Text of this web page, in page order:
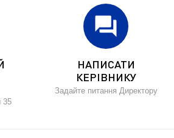
35
forum
НАПИСАТИ
КЕРІВНИКУ
Задайте питання Директору